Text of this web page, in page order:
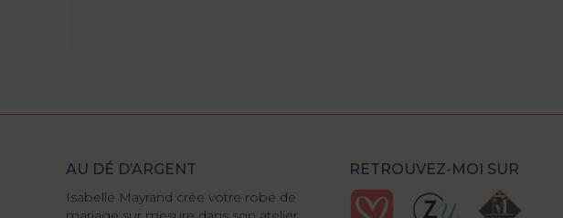
AU DÉ D’ARGENT
Isabelle Mayrand crée votre robe de
RETROUVEZ-MOI SUR
doigts de fée. Elle a
Isabelle est super !
Une femme